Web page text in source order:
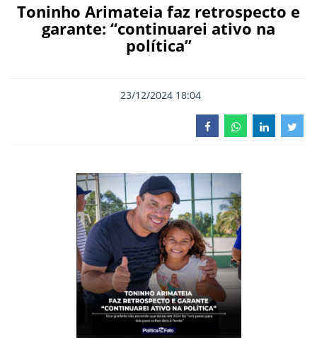
Toninho Arimateia faz retrospecto e
garante: “continuarei ativo na
política”
23/12/2024 18:04